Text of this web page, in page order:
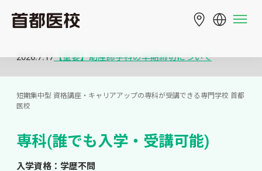
2026.7.17【重要】助産師学科の早期締切について
短期集中型 資格講座・キャリアアップの専科が受講できる専門学校 首都
医校
専科(誰でも入学・受講可能)
入学資格：学歴不問